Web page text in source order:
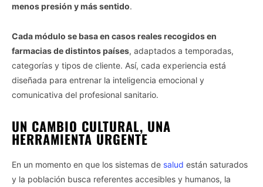
menos presión y más sentido.
Cada módulo se basa en casos reales recogidos en
farmacias de distintos países, adaptados a temporadas,
categorías y tipos de cliente. Así, cada experiencia está
diseñada para entrenar la inteligencia emocional y
comunicativa del profesional sanitario.
UN CAMBIO CULTURAL, UNA
HERRAMIENTA URGENTE
En un momento en que los sistemas de salud están saturados
y la población busca referentes accesibles y humanos, la